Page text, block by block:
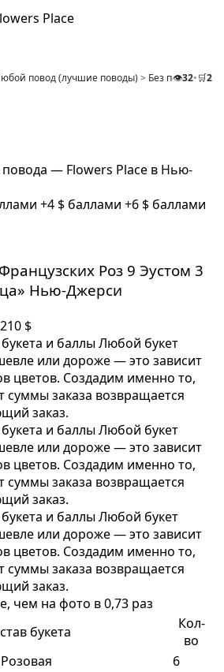
повод (лучшие поводы) > Без повода>
👁️32•🛒2
+4 $ баллами +6 $ баллами
Роз 9 Эустом 3
Нью-Джерси
210 $
и баллыЛюбой букет
или дороже — это зависит
цветов. Создадим именно то,
суммы заказа возвращается
заказ.
и баллыЛюбой букет
или дороже — это зависит
цветов. Создадим именно то,
суммы заказа возвращается
заказ.
и баллыЛюбой букет
или дороже — это зависит
цветов. Создадим именно то,
суммы заказа возвращается
заказ.
чем на фото в 0,73 раз
букета
Кол-
во
6